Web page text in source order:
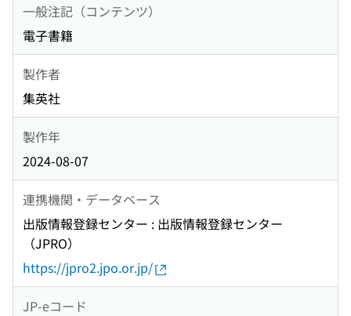
一般注記（コンテンツ）
電子書籍
製作者
集英社
製作年
2024-08-07
連携機関・データベース
出版情報登録センター : 出版情報登録センター
（JPRO）
https://jpro2.jpo.or.jp/
JP-eコード